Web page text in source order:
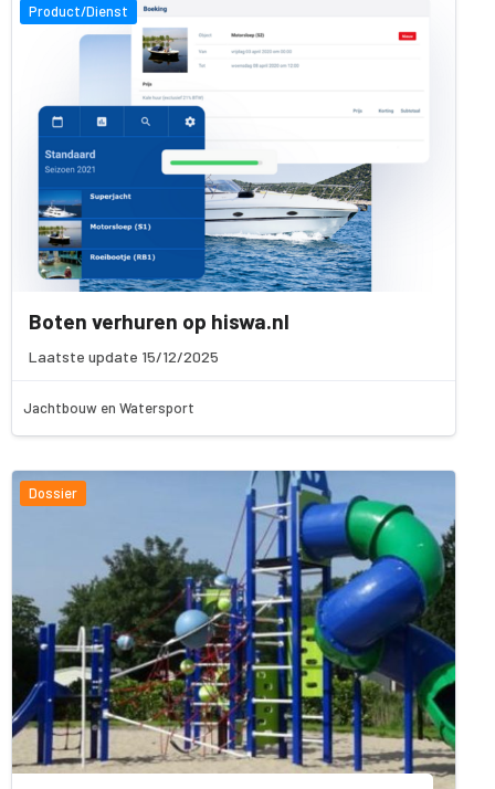
Product/Dienst
Boten verhuren op hiswa.nl
Laatste update 15/12/2025
Jachtbouw en Watersport
Dossier